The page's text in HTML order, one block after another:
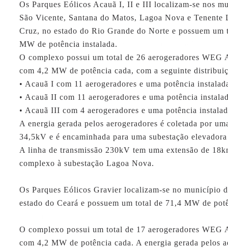
Os Parques Eólicos Acauã I, II e III localizam-se nos
São Vicente, Santana do Matos, Lagoa Nova e Tenente
Cruz, no estado do Rio Grande do Norte e possuem um
MW de potência instalada.
O complexo possui um total de 26 aerogeradores WEG
com 4,2 MW de potência cada, com a seguinte
• Acauã I com 11 aerogeradores e uma potência
• Acauã II com 11 aerogeradores e uma potência
• Acauã III com 4 aerogeradores e uma potência
A energia gerada pelos aerogeradores é coletada por
34,5kV e é encaminhada para uma subestação
A linha de transmissão 230kV tem uma extensão de
complexo à subestação Lagoa Nova.
Os Parques Eólicos Gravier localizam-se no município
estado do Ceará e possuem um total de 71,4 MW de
O complexo possui um total de 17 aerogeradores WEG
com 4,2 MW de potência cada. A energia gerada pelos